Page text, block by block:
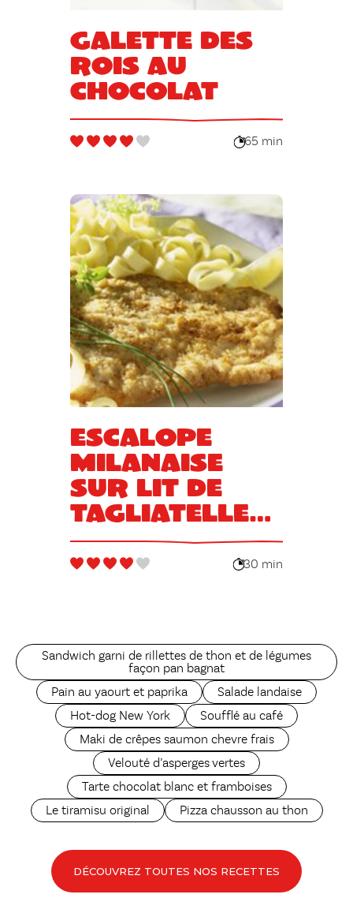
Galette des
rois au
chocolat
65 min
Escalope
milanaise
sur lit de
tagliatelles
au beurre
(Italie)
30 min
Sandwich garni de rillettes de thon et de légumes
façon pan bagnat
Pain au yaourt et paprika
Salade landaise
Hot-dog New York
Soufflé au café
Maki de crêpes saumon chevre frais
Velouté d’asperges vertes
Tarte chocolat blanc et framboises
Le tiramisu original
Pizza chausson au thon
DÉCOUVREZ TOUTES NOS RECETTES